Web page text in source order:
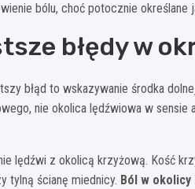
bólu, choć potocznie
błędy w
błąd to wskazywanie środka
nie okolica lędźwiowa w
lędźwi z okolicą krzyżową. Kość
tylną ścianę miednicy. Ból w